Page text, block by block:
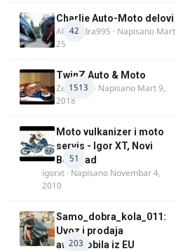
42
Charlie Auto-Moto delovi
Alexandra995 · Napisano Mart
25
1513
TwinZ Auto & Moto
Zeljkamp · Napisano Mart 9,
2018
51
Moto vulkanizer i moto
servis - Igor XT, Novi
Beograd
igorxt · Napisano Novembar 4,
2010
203
Samo_dobra_kola_011:
Uvoz i prodaja
automobila iz EU